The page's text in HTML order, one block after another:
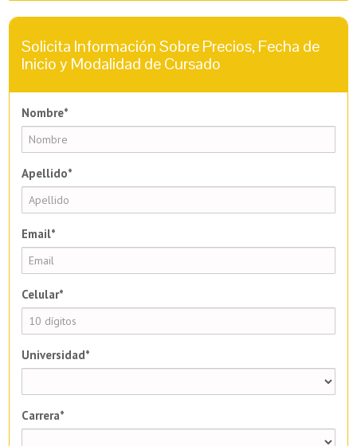
Solicita Información Sobre Precios, Fecha de
Inicio y Modalidad de Cursado
Nombre*
Apellido*
Email*
Celular*
Universidad*
Carrera*